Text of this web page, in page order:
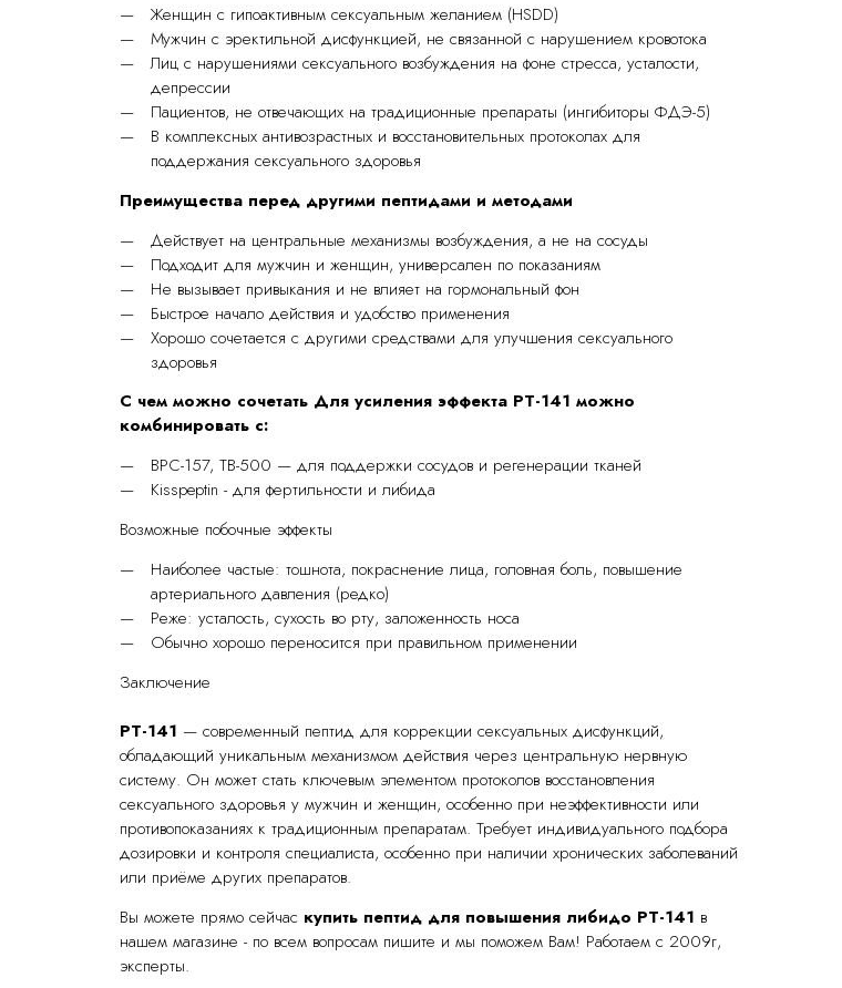
Женщин с гипоактивным сексуальным желанием (HSDD)
Мужчин с эректильной дисфункцией, не связанной с нарушением кровотока
Лиц с нарушениями сексуального возбуждения на фоне стресса, усталости,
депрессии
Пациентов, не отвечающих на традиционные препараты (ингибиторы ФДЭ-5)
В комплексных антивозрастных и восстановительных протоколах для
поддержания сексуального здоровья
Преимущества перед другими пептидами и методами
Действует на центральные механизмы возбуждения, а не на сосуды
Подходит для мужчин и женщин, универсален по показаниям
Не вызывает привыкания и не влияет на гормональный фон
Быстрое начало действия и удобство применения
Хорошо сочетается с другими средствами для улучшения сексуального
здоровья
С чем можно сочетать Для усиления эффекта PT-141 можно
комбинировать с:
BPC-157, TB-500 — для поддержки сосудов и регенерации тканей
Kisspeptin - для фертильности и либида
Возможные побочные эффекты
Наиболее частые: тошнота, покраснение лица, головная боль, повышение
артериального давления (редко)
Реже: усталость, сухость во рту, заложенность носа
Обычно хорошо переносится при правильном применении
Заключение
PT-141 — современный пептид для коррекции сексуальных дисфункций,
обладающий уникальным механизмом действия через центральную нервную
систему. Он может стать ключевым элементом протоколов восстановления
сексуального здоровья у мужчин и женщин, особенно при неэффективности или
противопоказаниях к традиционным препаратам. Требует индивидуального подбора
дозировки и контроля специалиста, особенно при наличии хронических заболеваний
или приёме других препаратов.
Вы можете прямо сейчас купить пептид для повышения либидо РТ-141 в
нашем магазине - по всем вопросам пишите и мы поможем Вам! Работаем с 2009г,
эксперты.